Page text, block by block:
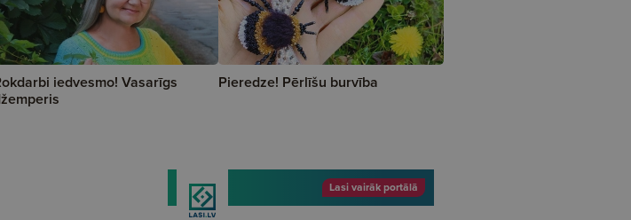
iedvesmo! Vasarīgs
Pieredze! Pērlīšu burvība